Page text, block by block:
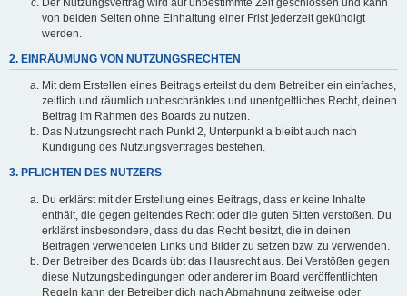
von beiden Seiten ohne Einhaltung einer Frist jederzeit gekündigt
werden.
2. EINRÄUMUNG VON NUTZUNGSRECHTEN
Mit dem Erstellen eines Beitrags erteilst du dem Betreiber ein einfaches,
zeitlich und räumlich unbeschränktes und unentgeltliches Recht, deinen
Beitrag im Rahmen des Boards zu nutzen.
Das Nutzungsrecht nach Punkt 2, Unterpunkt a bleibt auch nach
Kündigung des Nutzungsvertrages bestehen.
3. PFLICHTEN DES NUTZERS
Du erklärst mit der Erstellung eines Beitrags, dass er keine Inhalte
enthält, die gegen geltendes Recht oder die guten Sitten verstoßen. Du
erklärst insbesondere, dass du das Recht besitzt, die in deinen
Beiträgen verwendeten Links und Bilder zu setzen bzw. zu verwenden.
Der Betreiber des Boards übt das Hausrecht aus. Bei Verstößen gegen
diese Nutzungsbedingungen oder anderer im Board veröffentlichten
Regeln kann der Betreiber dich nach Abmahnung zeitweise oder